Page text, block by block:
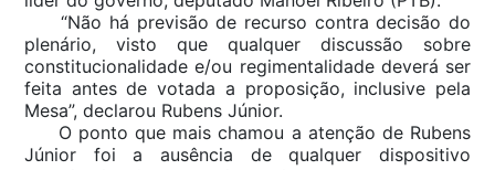
“Não há previsão de recurso contra decisão do
plenário, visto que qualquer discussão sobre
constitucionalidade e/ou regimentalidade deverá ser
feita antes de votada a proposição, inclusive pela
Mesa”, declarou Rubens Júnior.
O ponto que mais chamou a atenção de Rubens
Júnior foi a ausência de qualquer dispositivo